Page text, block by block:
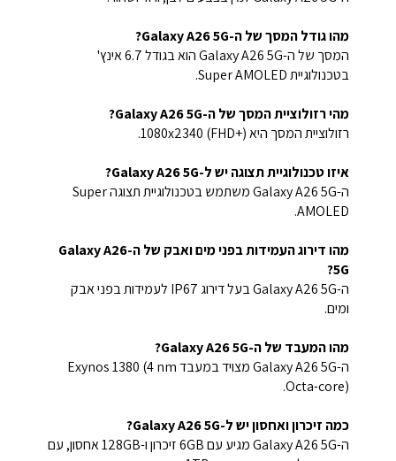
מהו גודל המסך של ה-Galaxy A26 5G?
המסך של ה-Galaxy A26 5G הוא בגודל 6.7 אינץ'
בטכנולוגיית Super AMOLED.
מהי רזולוציית המסך של ה-Galaxy A26 5G?
רזולוציית המסך היא 1080x2340 (FHD+).
איזו טכנולוגיית תצוגה יש ל-Galaxy A26 5G?
ה-Galaxy A26 5G משתמש בטכנולוגיית תצוגה Super
AMOLED.
מהו דירוג העמידות בפני מים ואבק של ה-Galaxy A26
5G?
ה-Galaxy A26 5G בעל דירוג IP67 לעמידות בפני אבק
ומים.
מהו המעבד של ה-Galaxy A26 5G?
ה-Galaxy A26 5G מצויד במעבד Exynos 1380 (4 nm
Octa-core).
כמה זיכרון ואחסון יש ל-Galaxy A26 5G?
ה-Galaxy A26 5G מגיע עם 6GB זיכרון ו-128GB אחסון, עם